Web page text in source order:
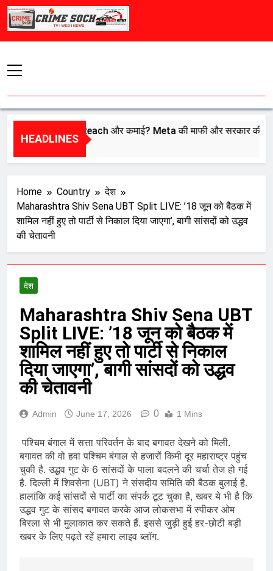
Skip
HEADLINES
इंफ्लुएंसर्स की Reach और कमाई? Meta की माफी और सरकार की बैठक…
Home Country
देश
Maharashtra Shiv Sena UBT Split LIVE: ’18 जून को बैठक में
शामिल नहीं हुए तो पार्टी से निकाल दिया जाएगा’, बागी सांसदों को उद्धव
की चेतावनी
देश
Maharashtra Shiv Sena UBT
Split LIVE: ’18 जून को बैठक में
शामिल नहीं हुए तो पार्टी से निकाल
दिया जाएगा’, बागी सांसदों को उद्धव
की चेतावनी
Admin June 17, 2026 0 1 Mins
पश्चिम बंगाल में सत्ता परिवर्तन के बाद बगावत देखने को मिली.
बगावत की वो हवा पश्चिम बंगाल से हजारों किमी दूर महाराष्ट्र पहुंच
चुकी है. उद्धव गुट के 6 सांसदों के पाला बदलने की चर्चा तेज हो गई
है. दिल्ली में शिवसेना (UBT) ने संसदीय समिति की बैठक बुलाई है.
हालांकि कई सांसदों से पार्टी का संपर्क टूट चुका है, खबर ये भी है कि
उद्धव गुट के सांसद बगावत करके आज लोकसभा में स्पीकर ओम
बिरला से भी मुलाकात कर सकते हैं. इससे जुड़ी हुई हर-छोटी बड़ी
खबर के लिए पढ़ते रहें हमारा लाइव ब्लॉग.